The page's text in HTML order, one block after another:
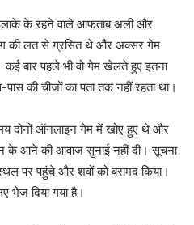
के रहने वाले आफताब अली और
की लत से ग्रसित थे और अक्सर गेम
बार पहले भी वो गेम खेलते हुए इतना
की चीजों का पता तक नहीं रहता था।
दोनों ऑनलाइन गेम में खोए हुए थे और
के आने की आवाज सुनाई नहीं दी। सूचना
पर पहुंचे और शवों को बरामद किया।
भेज दिया गया है।